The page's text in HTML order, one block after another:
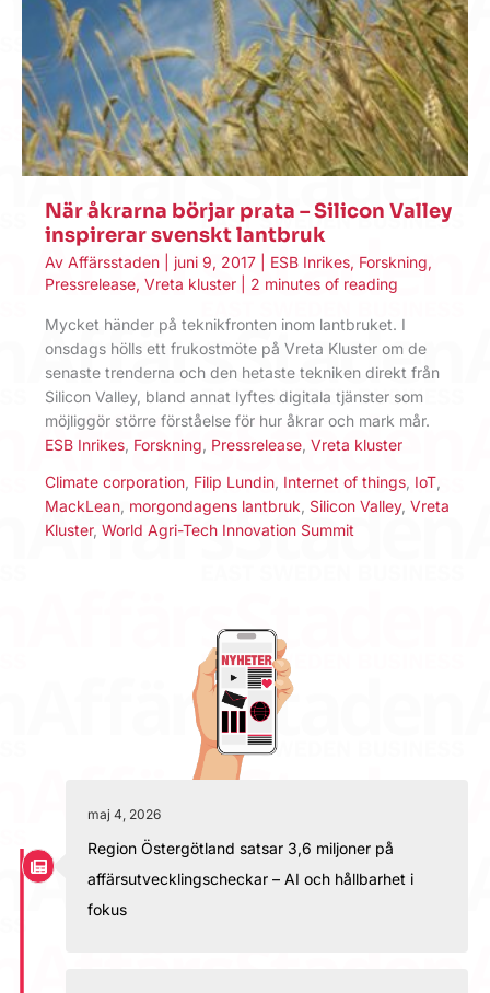
När åkrarna börjar prata – Silicon Valley
inspirerar svenskt lantbruk
Av Affärsstaden juni 9, 2017 ESB Inrikes, Forskning,
Pressrelease, Vreta kluster 2 minutes of reading
Mycket händer på teknikfronten inom lantbruket. I
onsdags hölls ett frukostmöte på Vreta Kluster om de
senaste trenderna och den hetaste tekniken direkt från
Silicon Valley, bland annat lyftes digitala tjänster som
möjliggör större förståelse för hur åkrar och mark mår.
ESB Inrikes Forskning Pressrelease Vreta kluster
Climate corporation Filip Lundin Internet of things IoT
MackLean morgondagens lantbruk Silicon Valley, Vreta
Kluster, World Agri-Tech Innovation Summit
maj 4, 2026
Region Östergötland satsar 3,6 miljoner på
affärsutvecklingscheckar – AI och hållbarhet i
fokus